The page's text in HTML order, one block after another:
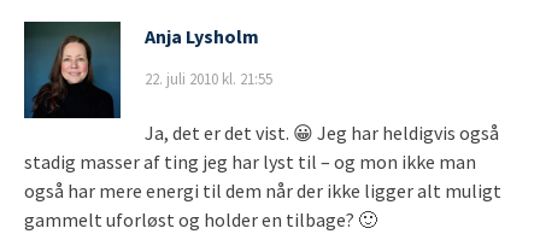
Anja Lysholm
22. juli 2010 kl. 21:55
Ja, det er det vist. 😀 Jeg har heldigvis også
stadig masser af ting jeg har lyst til – og mon ikke man
også har mere energi til dem når der ikke ligger alt muligt
gammelt uforløst og holder en tilbage? 🙂